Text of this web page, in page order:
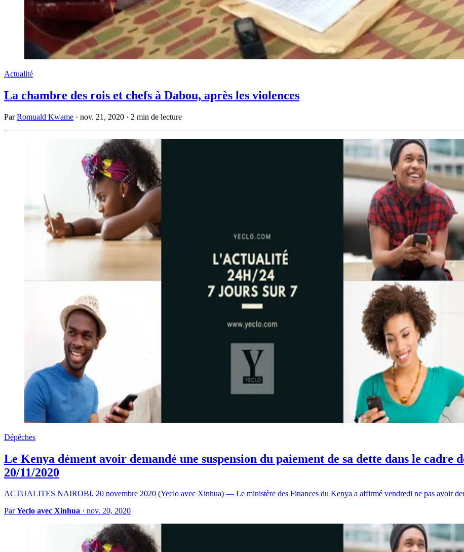
Actualité
La chambre des rois et chefs à Dabou, après les violences
ParRomuald Kwame · nov. 21, 2020 · 2 min de lecture
Dépêches
Le Kenya dément avoir demandé une suspension du paiement de sa dette dans le cadre
20/11/2020
ACTUALITES NAIROBI, 20 novembre 2020 (Yeclo avec Xinhua) — Le ministère des Finances du Kenya a affirmé vendredi ne pas avoir
ParYeclo avec Xinhua · nov. 20, 2020